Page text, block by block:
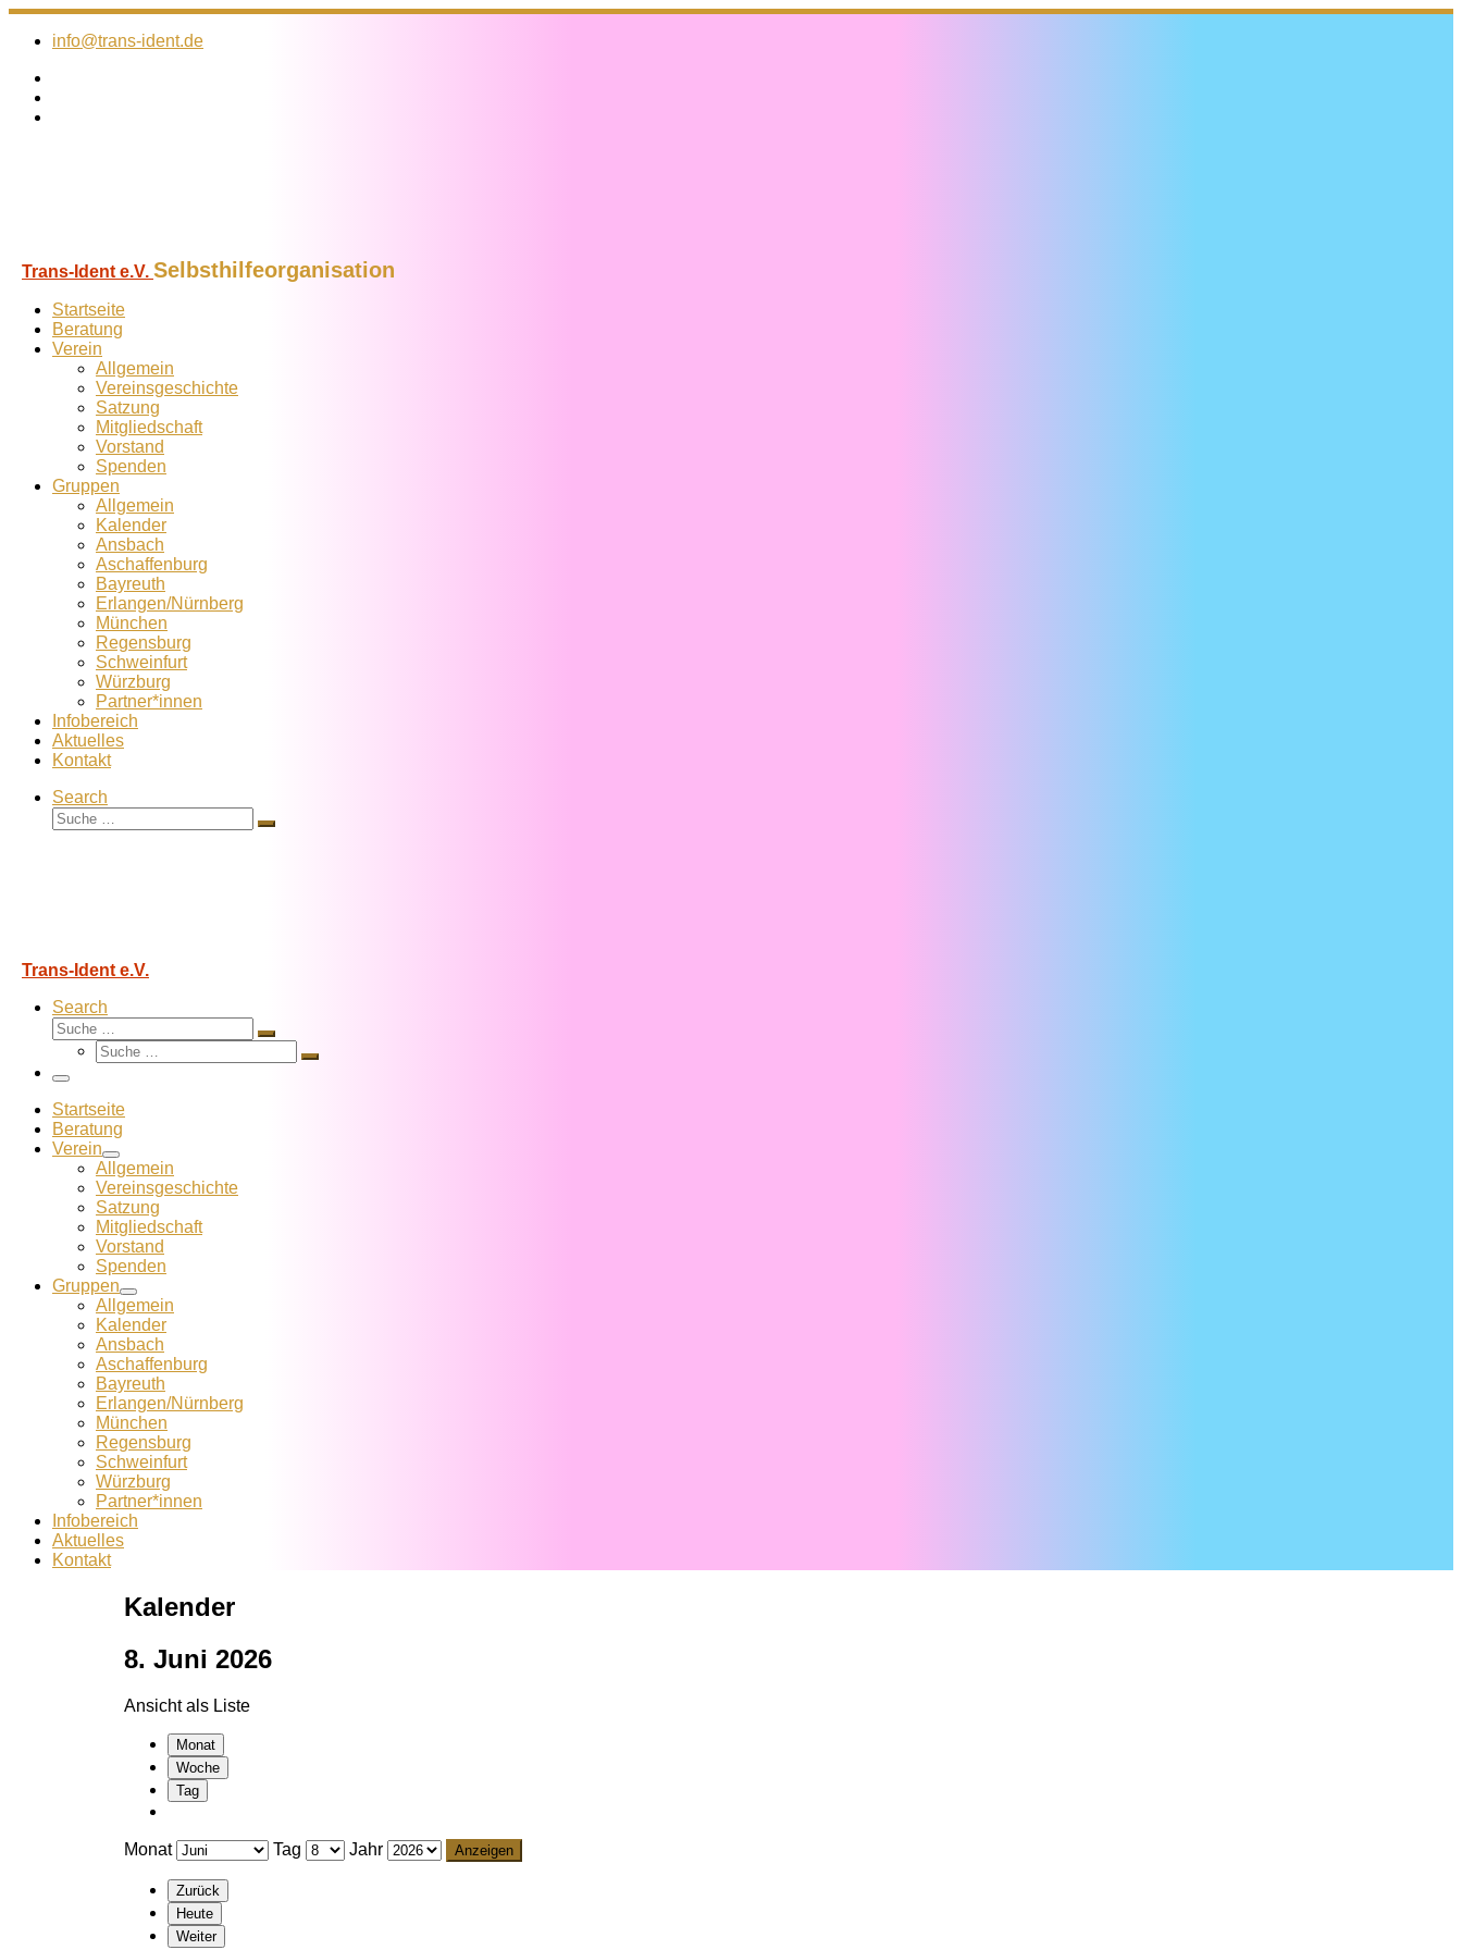
Zum
Inhalt
info@trans-ident.de
Trans-Ident e.V. Selbsthilfeorganisation
Startseite
Beratung
Verein
Allgemein
Vereins­geschichte
Satzung
Mitglied­schaft
Vorstand
Spenden
Gruppen
Allgemein
Kalender
Ansbach
Aschaffenburg
Bayreuth
Erlangen/Nürnberg
München
Regensburg
Schweinfurt
Würzburg
Partner*innen
Infobereich
Aktuelles
Kontakt
Search
Suche
Suche
Trans-Ident e.V.
Search
Suche
Suche
Suche
Suche
Menü
Startseite
Beratung
Verein
Allgemein
Vereins­geschichte
Satzung
Mitglied­schaft
Vorstand
Spenden
Gruppen
Allgemein
Kalender
Ansbach
Aschaffenburg
Bayreuth
Erlangen/Nürnberg
München
Regensburg
Schweinfurt
Würzburg
Partner*innen
Infobereich
Aktuelles
Kontakt
Kalender
8. Juni 2026
Ansicht als Liste
Monat
Woche
Tag
Monat Tag Jahr
Zurück
Heute
Weiter